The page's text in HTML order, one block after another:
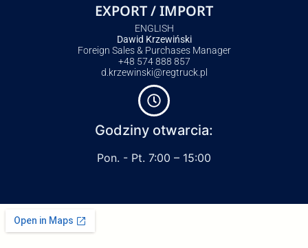
EXPORT / IMPORT
ENGLISH
Dawid Krzewiński
Foreign Sales & Purchases Manager
+48 574 888 857
d.krzewinski@regtruck.pl
Godziny otwarcia:
Pon. - Pt. 7:00 – 15:00